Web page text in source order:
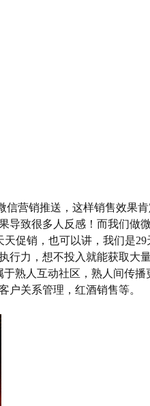
营销推送，这样销售效果
导致很多人反感！而我们做
促销，也可以讲，我们是
行力，想不投入就能获取大
熟人互动社区，熟人间传
户关系管理，红酒销售等。